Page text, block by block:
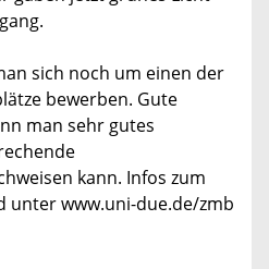
sich noch um einen der
bewerben. Gute
man sehr gutes
kann. Infos zum
unter www.uni-due.de/zmb